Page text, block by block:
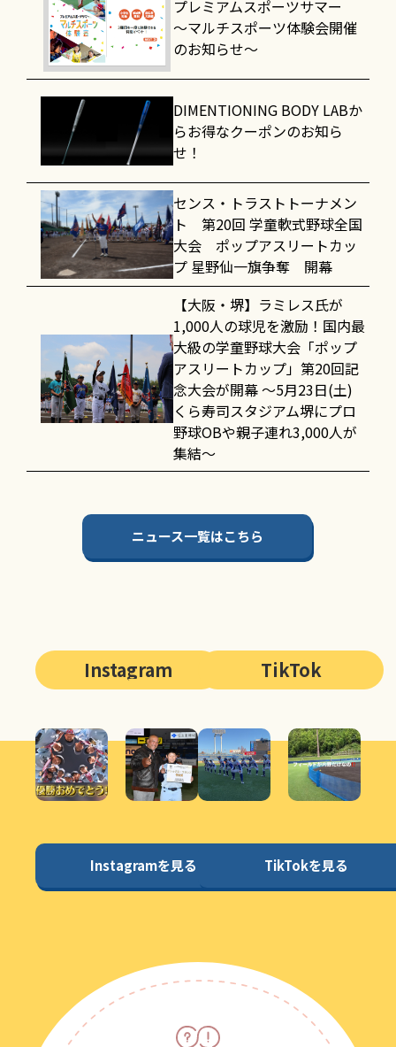
プレミアムスポーツサマー
～マルチスポーツ体験会開催
のお知らせ～
DIMENTIONING BODY LABか
らお得なクーポンのお知ら
せ！
センス・トラストトーナメン
ト 第20回 学童軟式野球全国
大会 ポップアスリートカッ
プ 星野仙一旗争奪 開幕
【大阪・堺】ラミレス氏が
1,000人の球児を激励！国内最
大級の学童野球大会「ポップ
アスリートカップ」第20回記
念大会が開幕 〜5月23日(土)
くら寿司スタジアム堺にプロ
野球OBや親子連れ3,000人が
集結〜
ニュース一覧はこちら
Instagram
Instagramを見る
TikTok
TikTokを見る